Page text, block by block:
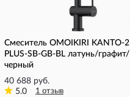
Смеситель OMOIKIRI KANTO-2
PLUS-SB-GB-BL латунь/графит/
черный
40 688 руб.
5.0
1 отзыв